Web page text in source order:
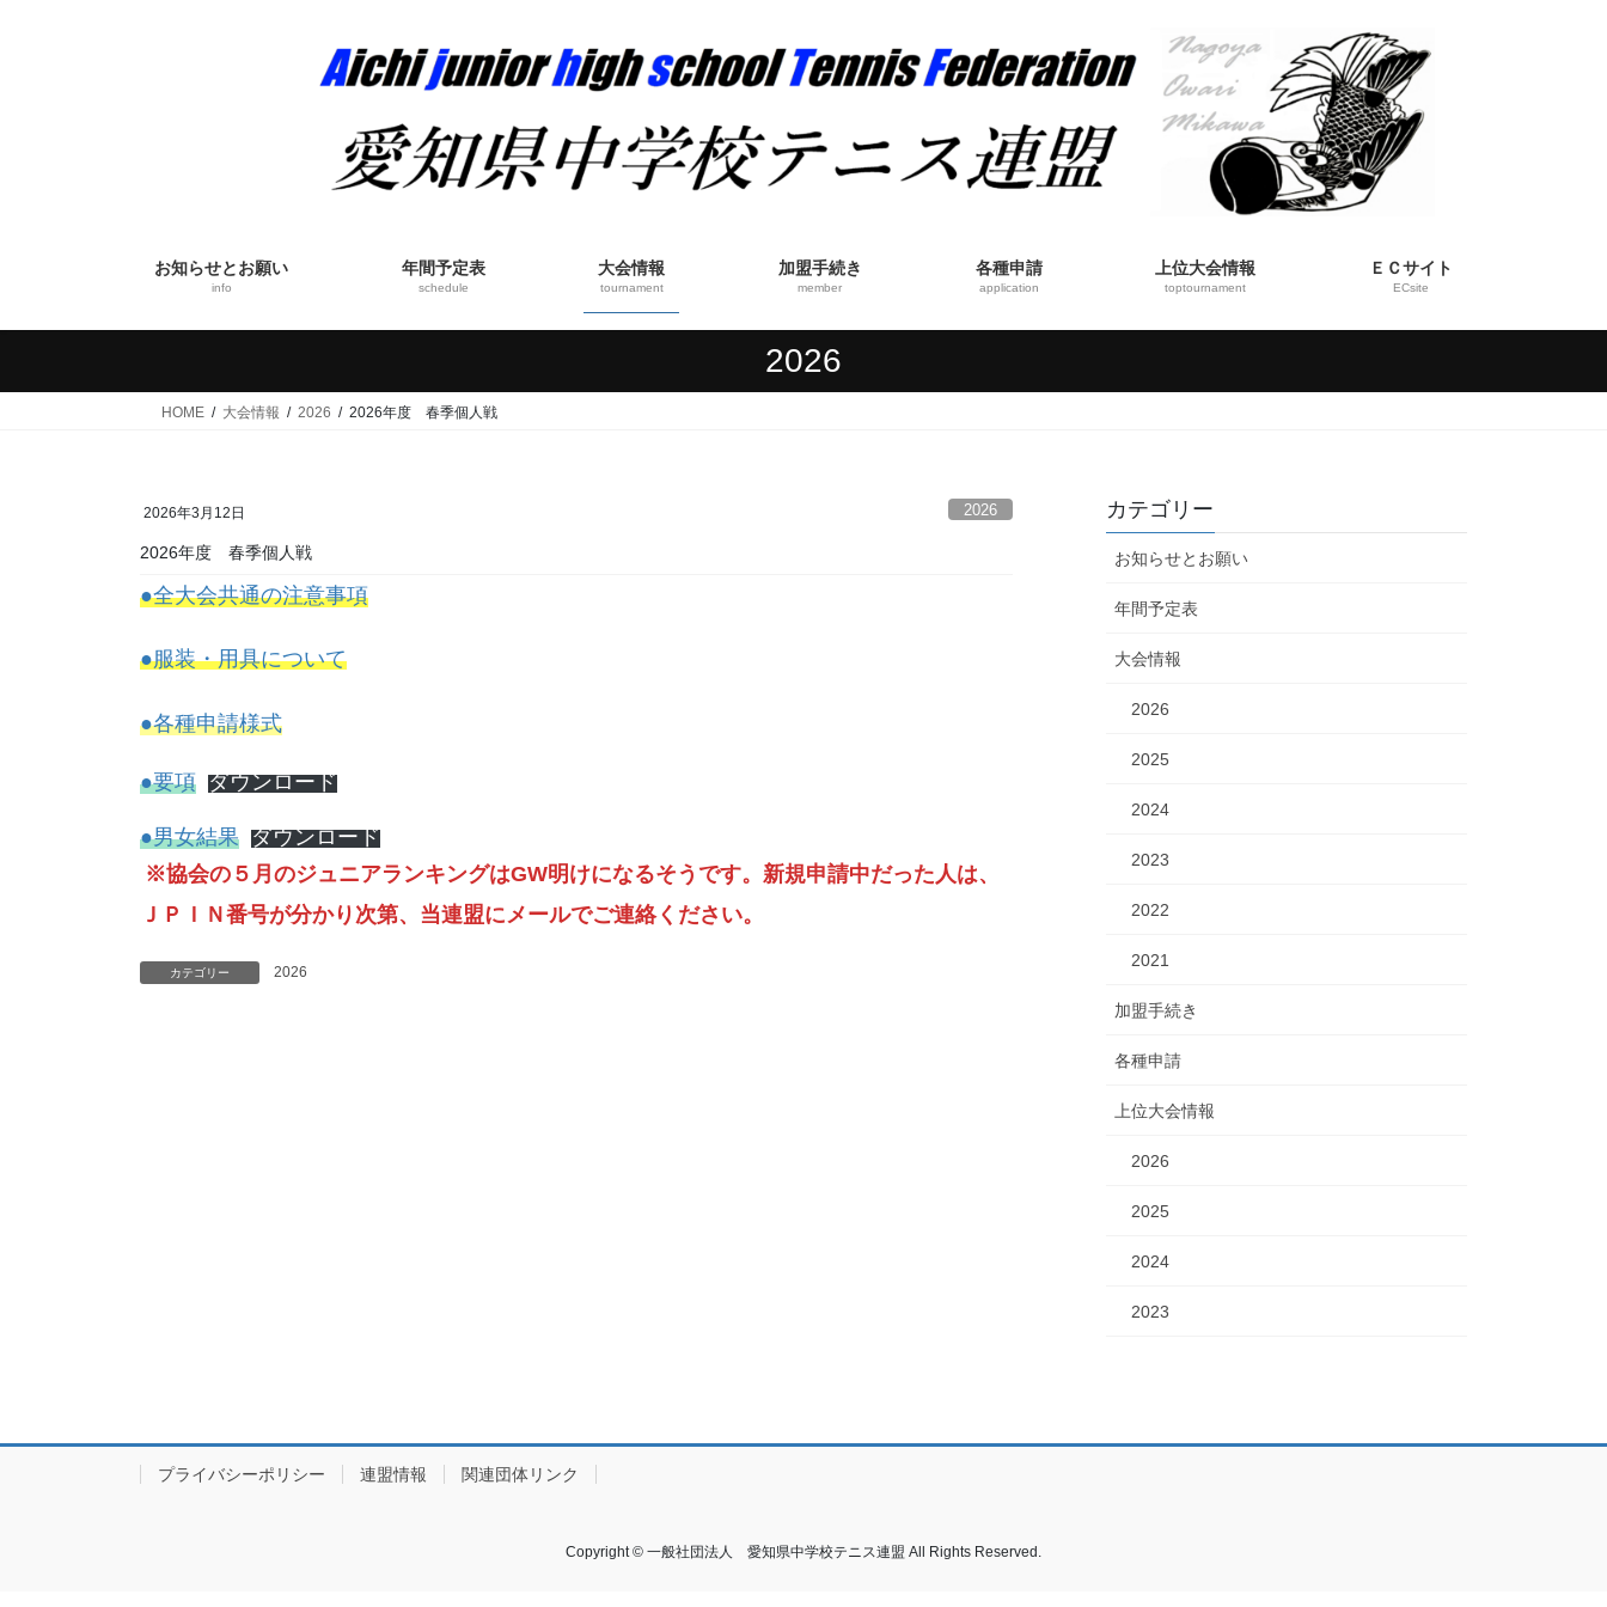
お知らせとお願い
info
年間予定表
schedule
大会情報
tournament
加盟手続き
member
各種申請
application
上位大会情報
toptournament
ＥＣサイト
ECsite
2026
HOME 大会情報 2026 2026年度 春季個人戦
2026年3月12日 2026
2026年度 春季個人戦
●全大会共通の注意事項
●服装・用具について
●各種申請様式
●要項 ダウンロード
●男女結果 ダウンロード
※協会の５月のジュニアランキングはGW明けになるそうです。新規申請中だった人は、
ＪＰＩＮ番号が分かり次第、当連盟にメールでご連絡ください。
カテゴリー 2026
カテゴリー
お知らせとお願い
年間予定表
大会情報
2026
2025
2024
2023
2022
2021
加盟手続き
各種申請
上位大会情報
2026
2025
2024
2023
プライバシーポリシー 連盟情報 関連団体リンク
Copyright © 一般社団法人 愛知県中学校テニス連盟 All Rights Reserved.